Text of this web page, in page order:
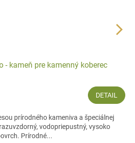
- kameň pre kamenný koberec
DETAIL
prírodného kameniva a špeciálnej
vodopriepustný, vysoko
Prírodné...